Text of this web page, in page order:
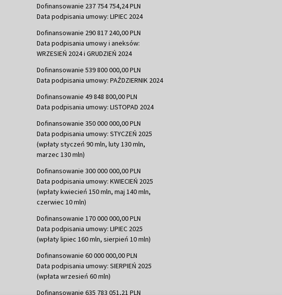
Dofinansowanie 237 754 754,24 PLN
Data podpisania umowy: LIPIEC 2024
Dofinansowanie 290 817 240,00 PLN
Data podpisania umowy i aneksów:
WRZESIEŃ 2024 i GRUDZIEŃ 2024
Dofinansowanie 539 800 000,00 PLN
Data podpisania umowy: PAŹDZIERNIK 2024
Dofinansowanie 49 848 800,00 PLN
Data podpisania umowy: LISTOPAD 2024
Dofinansowanie 350 000 000,00 PLN
Data podpisania umowy: STYCZEŃ 2025
(wpłaty styczeń 90 mln, luty 130 mln,
marzec 130 mln)
Dofinansowanie 300 000 000,00 PLN
Data podpisania umowy: KWIECIEŃ 2025
(wpłaty kwiecień 150 mln, maj 140 mln,
czerwiec 10 mln)
Dofinansowanie 170 000 000,00 PLN
Data podpisania umowy: LIPIEC 2025
(wpłaty lipiec 160 mln, sierpień 10 mln)
Dofinansowanie 60 000 000,00 PLN
Data podpisania umowy: SIERPIEŃ 2025
(wpłata wrzesień 60 mln)
Dofinansowanie 635 783 051,21 PLN